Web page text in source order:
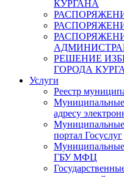
КУРГАНА
РЕШЕНИЕ
ГОРОДА
Услуги
Реестр
Муниципальные
адресу
Муниципальные
портал Госуслуг
Муниципальные
ГБУ МФЦ